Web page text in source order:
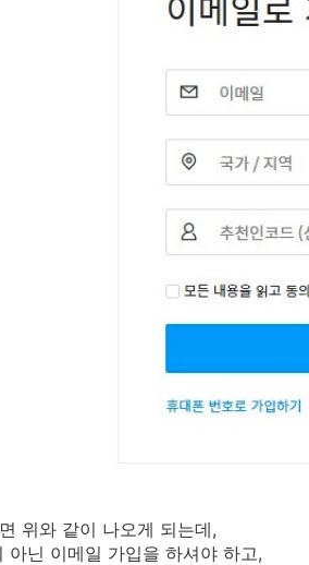
위와 같이 나오게 되는데,
아닌 이메일 가입을 하셔야 하고,